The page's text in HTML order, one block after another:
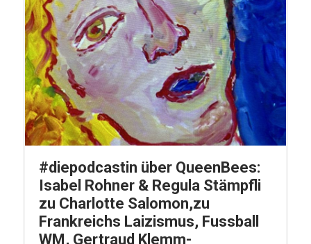
#diepodcastin über QueenBees:
Isabel Rohner & Regula Stämpfli
zu Charlotte Salomon,zu
Frankreichs Laizismus, Fussball
WM, Gertraud Klemm-